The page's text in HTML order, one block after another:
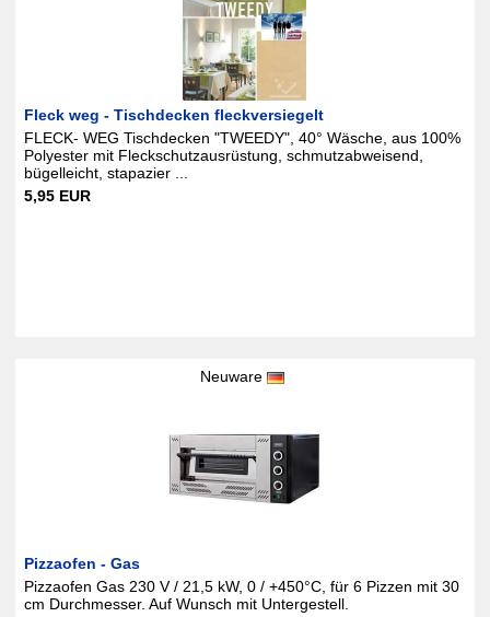
Fleck weg - Tischdecken fleckversiegelt
FLECK- WEG Tischdecken "TWEEDY", 40° Wäsche, aus 100%
Polyester mit Fleckschutzausrüstung, schmutzabweisend,
bügelleicht, stapazier ...
5,95 EUR
Neuware
Pizzaofen - Gas
Pizzaofen Gas 230 V / 21,5 kW, 0 / +450°C, für 6 Pizzen mit 30
cm Durchmesser. Auf Wunsch mit Untergestell.